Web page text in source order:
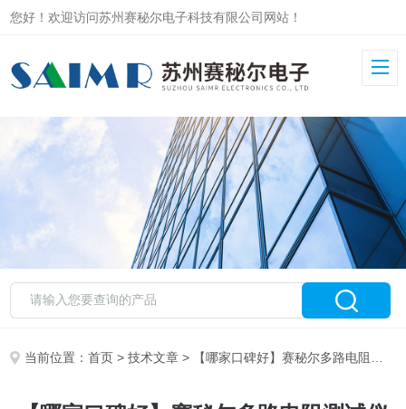
您好！欢迎访问苏州赛秘尔电子科技有限公司网站！
当前位置：首页 >技术文章 > 【哪家口碑好】赛秘尔多路电阻测试仪高精度宽量程设计在自动化产线中的应用